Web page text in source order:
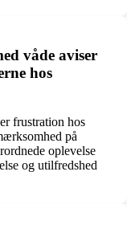
våde aviser
hos
frustration hos
på
oplevelse
og utilfredshed